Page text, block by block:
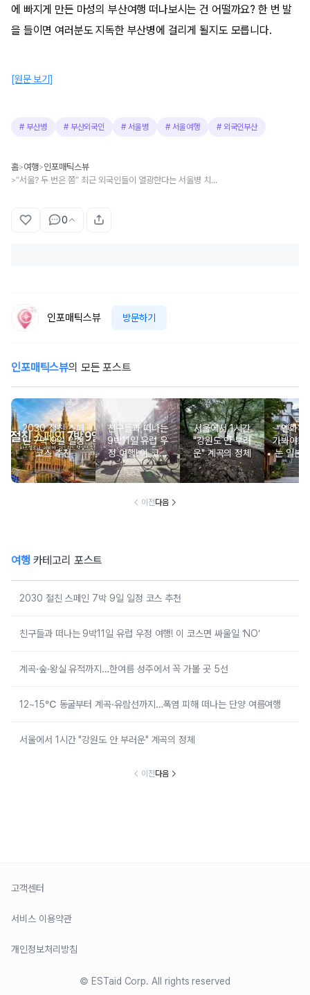
에 빠지게 만든 마성의 부산여행 떠나보시는 건 어떨까요? 한 번 발
을 들이면 여러분도 지독한 부산병에 걸리게 될지도 모릅니다.
[원문 보기]
# 부산병 # 부산외국인 #서울병 # 서울여행 # 외국인부산
홈>여행>인포매틱스뷰
> “서울? 두 번은 쫌” 최근 외국인들이 열광한다는 서울병 치료 한국 여행지?
0
인포매틱스뷰 방문하기
인포매틱스뷰의 모든 포스트
2030 절친 스페
인 7박 9일 일정
코스 추천
친구들과 떠나는
9박11일 유럽 우
정 여행! 이 코스
면 싸울일 ‘NO’
서울에서 1시간
"강원도 안 부러
운" 계곡의 정체
“엔화
가봐야죠
는 일본
이전다음
여행 카테고리 포스트
2030 절친 스페인 7박 9일 일정 코스 추천
친구들과 떠나는 9박11일 유럽 우정 여행! 이 코스면 싸울일 ‘NO’
계곡·숲·왕실 유적까지…한여름 성주에서 꼭 가볼 곳 5선
12~15℃ 동굴부터 계곡·유람선까지…폭염 피해 떠나는 단양 여름여행
서울에서 1시간 "강원도 안 부러운" 계곡의 정체
이전다음
고객센터
서비스 이용약관
개인정보처리방침
© ESTaid Corp. All rights reserved